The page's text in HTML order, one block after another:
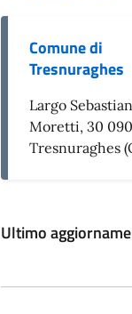
Comune di
Tresnuraghes
Largo
Moretti, 30
Tresnuraghes
Ultimo